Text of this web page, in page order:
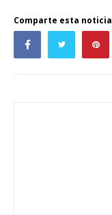
Comparte esta noticia